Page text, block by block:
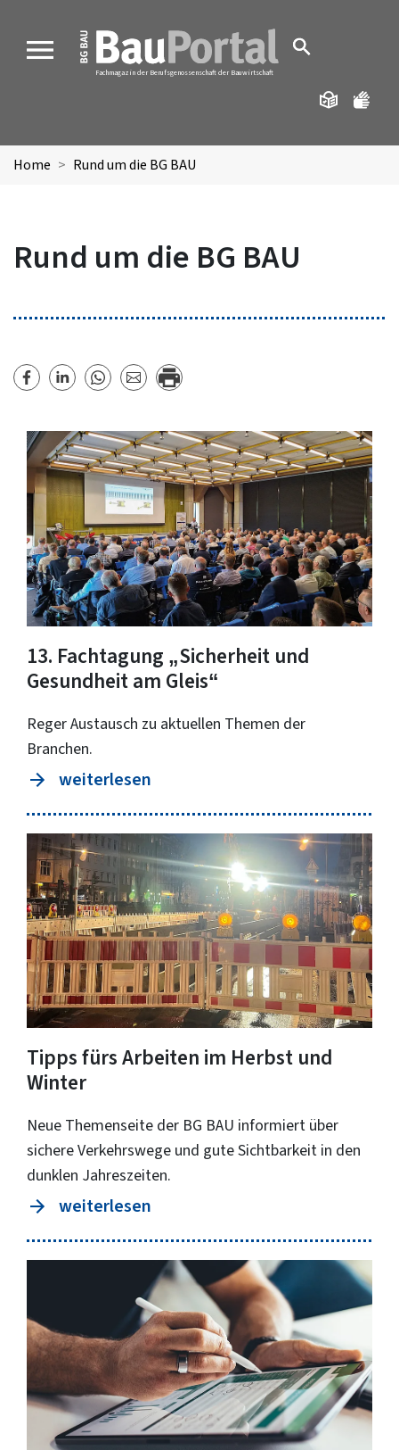
MENU
Fachmagazin der Berufsgenossenschaft der Bauwirtschaft
Home Rund um die BG BAU
Rund um die BG BAU
13. Fachtagung „Sicherheit und
Gesundheit am Gleis“
Reger Austausch zu aktuellen Themen der
Branchen.
weiterlesen
Tipps fürs Arbeiten im Herbst und
Winter
Neue Themenseite der BG BAU informiert über
sichere Verkehrswege und gute Sichtbarkeit in den
dunklen Jahreszeiten.
weiterlesen